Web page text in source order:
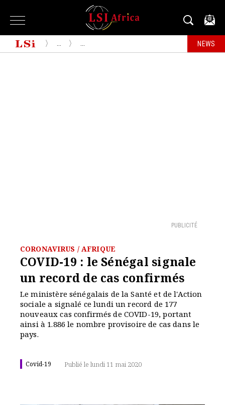
NEWS
PUBLICITÉ
CORONAVIRUS / AFRIQUE
COVID-19 : le Sénégal signale
un record de cas confirmés
Le ministère sénégalais de la Santé et de l'Action
sociale a signalé ce lundi un record de 177
nouveaux cas confirmés de COVID-19, portant
ainsi à 1.886 le nombre provisoire de cas dans le
pays.
Covid-19 Publié le lundi 11 mai 2020